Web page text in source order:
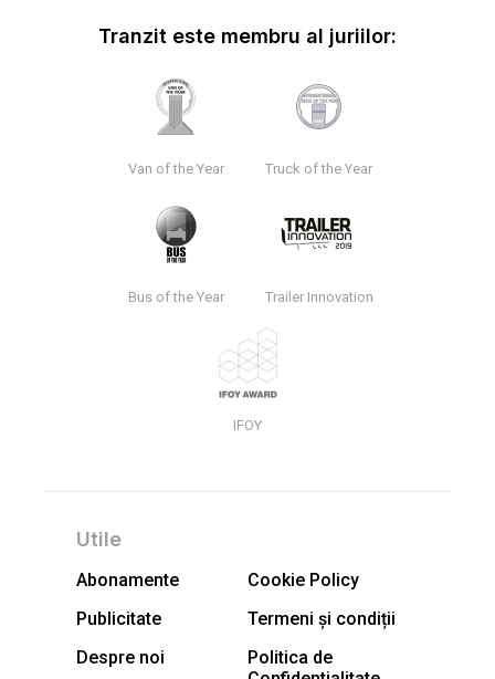
Tranzit este membru al juriilor:
Van of the Year Truck of the Year
Bus of the Year Trailer Innovation
IFOY
Utile
Abonamente
Cookie Policy
Publicitate
Termeni și condiții
Despre noi
Politica de